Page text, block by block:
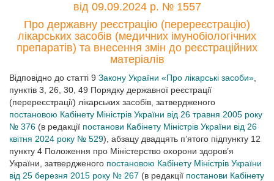
від 09.09.2024 р. № 1557
Про державну реєстрацію (перереєстрацію)
лікарських засобів (медичних імунобіологічних
препаратів) та внесення змін до реєстраційних
матеріалів
Відповідно до статті 9 Закону України «Про лікарські засоби»
пунктів 3, 26, 30, 49 Порядку державної реєстрації
(перереєстрації) лікарських засобів, затвердженого
постановою Кабінету Міністрів України від 26 травня 2005 року
№ 376 (в редакції постанови Кабінету Міністрів України від 26
квітня 2024 року № 529), абзацу двадцять п’ятого підпункту 12
пункту 4 Положення про Міністерство охорони здоров’я
України, затвердженого постановою Кабінету Міністрів України
від 25 березня 2015 року № 267 (в редакції постанови Кабінету